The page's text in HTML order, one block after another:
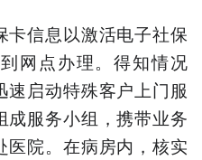
卡信息以激活电子社保
网点办理。得知情况
速启动特殊客户上门服
成服务小组，携带业务
医院。在病房内，核实